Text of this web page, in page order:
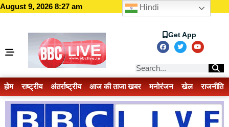
August 9, 2026 8:27 am
Get App
होम राष्ट्रीय अंतर्राष्ट्रीय आज की ताजा खबर मनोरंजन खेल राजनीति
Hindi